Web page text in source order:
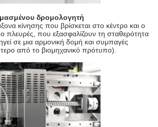
δρομολογητή
κίνησης που βρίσκεται στο κέντρο και ο
πλευρές, που εξασφαλίζουν τη σταθερότητα
σε μια αρμονική δομή και συμπαγές
από το βιομηχανικό πρότυπο).